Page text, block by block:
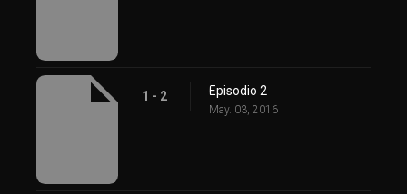
1 - 2 Episodio 2
May. 03, 2016